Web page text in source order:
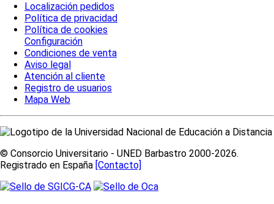
Localización pedidos
Política de privacidad
Política de cookies
Configuración
Condiciones de venta
Aviso legal
Atención al cliente
Registro de usuarios
Mapa Web
© Consorcio Universitario - UNED Barbastro 2000-2026.
Registrado en España [Contacto]